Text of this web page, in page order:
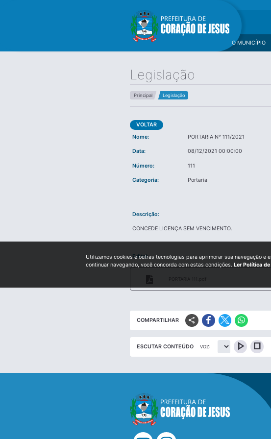
O MUNICÍPIO
Legislação
Principal Legislação
VOLTAR
Nome:
PORTARIA N° 111/2021
Data: 08/12/2021 00:00:00
Número: 111
Categoria: Portaria
Descrição:
CONCEDE LICENÇA SEM VENCIMENTO.
Edital:
PORTARIA_111.pdf
COMPARTILHAR share
ESCUTAR CONTEÚDO VOZ: play_arrow stop
Utilizamos cookies e outras tecnologias para aprimorar sua navegação
continuar navegando, você concorda com estas condições. Ler Política